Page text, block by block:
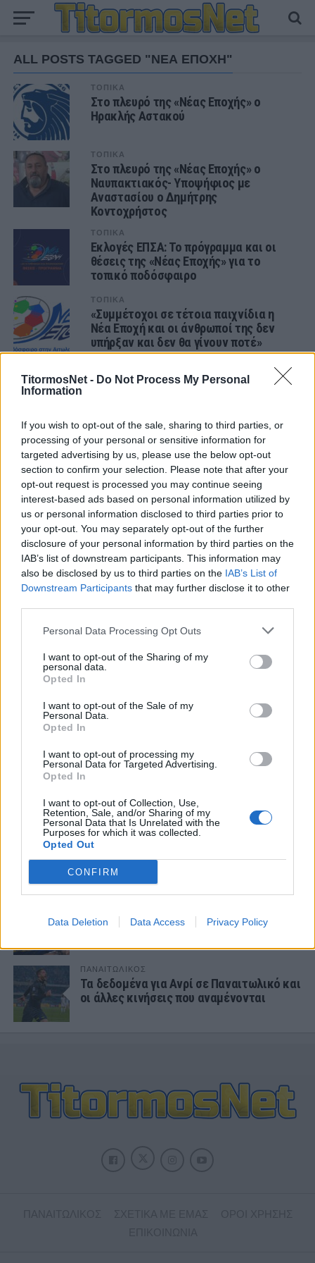
TitormosNet - Do Not Process My Personal
Information
If you wish to opt-out of the sale, sharing to third parties, or
processing of your personal or sensitive information for
targeted advertising by us, please use the below opt-out
section to confirm your selection. Please note that after your
opt-out request is processed you may continue seeing
interest-based ads based on personal information utilized by
us or personal information disclosed to third parties prior to
your opt-out. You may separately opt-out of the further
disclosure of your personal information by third parties on the
IAB’s list of downstream participants. This information may
also be disclosed by us to third parties on the IAB’s List of
Downstream Participants that may further disclose it to other
Personal Data Processing Opt Outs
I want to opt-out of the Sharing of my
personal data.
Opted In
I want to opt-out of the Sale of my
Personal Data.
Opted In
I want to opt-out of processing my
Personal Data for Targeted Advertising.
Opted In
I want to opt-out of Collection, Use,
Retention, Sale, and/or Sharing of my
Personal Data that Is Unrelated with the
Purposes for which it was collected.
Opted Out
CONFIRM
Data Deletion Data Access Privacy Policy
ALL POSTS TAGGED "ΝΕΑ ΕΠΟΧΗ"
ΤΟΠΙΚΑ
Στο πλευρό της «Νέας Εποχής» ο
Ηρακλής Αστακού
ΤΟΠΙΚΑ
Στο πλευρό της «Νέας Εποχής» ο
Ναυπακτιακός- Υποψήφιος με
Αναστασίου ο Δημήτρης
Κοντοχρήστος
ΤΟΠΙΚΑ
Εκλογές ΕΠΣΑ: Το πρόγραμμα και οι
θέσεις της «Νέας Εποχής» για το
τοπικό ποδόσφαιρο
ΤΟΠΙΚΑ
«Συμμέτοχοι σε τέτοια παιχνίδια η
Νέα Εποχή και οι άνθρωποί της δεν
υπήρξαν και δεν θα γίνουν ποτέ»
«Νέα Εποχή»: «Εκείνοι που
τους τον Παναιτωλικό»
ΤΟΠΙΚΑ
«Νέα Εποχή»: «Χρησιμοποιήθηκαν εν
κρυπτώ ονόματα Σωματείων σε
Πρόσθετη Παρέμβαση υπέρ της ΕΠΣ;»
ΤΟΠΙΚΑ
Προαναγγέλλει ανακοινώσεις η κίνηση
«Νέα Εποχή»: «Γυρίζουμε σελίδα!»
ΤΟΠΙΚΑ
Και εγένετο… «Νέα Εποχή για το
ποδόσφαιρο στην Αιτωλοακαρνανία»
ΝΕΑ
ΕΙΔΗΣΕΙΣ
Γ’ Εθνική: Ξεκίνησε η προετοιμασία του
Παναγρινιακού- Μπουθ στο γήπεδο του
ΕΙΔΗΣΕΙΣ
«Κλείδωσαν» τα τηλεοπτικά της Superbet
League 2- Ποιο κανάλι τα πήρε
ΕΙΔΗΣΕΙΣ
Στον Παναγρινιακό ο Τριανταφύλλου
Πόλο: Πήρε Παζαΐτη ο Παναιτωλικός
ΠΑΝΑΙΤΩΛΙΚΟΣ
Τα δεδομένα για Ανρί σε Παναιτωλικό και
οι άλλες κινήσεις που αναμένονται